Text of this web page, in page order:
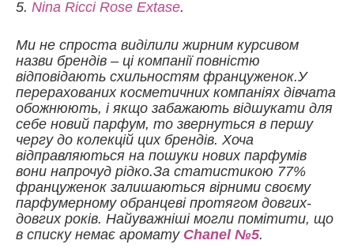
5. Nina Ricci Rose Extase.
Ми не спроста виділили жирним курсивом
назви брендів – ці компанії повністю
відповідають схильностям француженок.У
перерахованих косметичних компаніях дівчата
обожнюють, і якщо забажають відшукати для
себе новий парфум, то звернуться в першу
чергу до колекцій цих брендів. Хоча
відправляються на пошуки нових парфумів
вони напрочуд рідко.За статистикою 77%
француженок залишаються вірними своєму
парфумерному обранцеві протягом довгих-
довгих років. Найуважніші могли помітити, що
в списку немає аромату Chanel №5.